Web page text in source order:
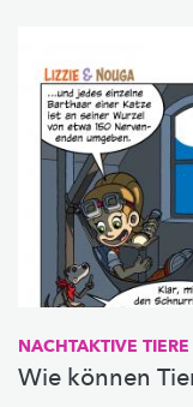
NACHTAKTIVE TIERE
Wie können